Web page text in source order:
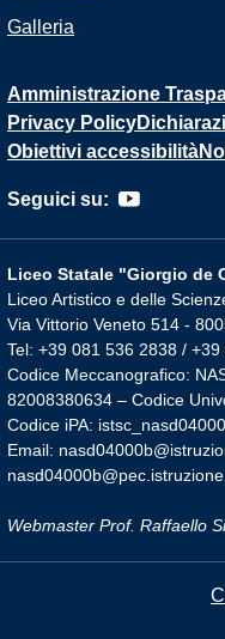
Galleria
Amministrazione
Privacy Policy
Obiettivi accessibilità
Seguici su:
Liceo Statale "Giorgio de
Liceo Artistico e delle
Via Vittorio Veneto 514 -
Tel: +39 081 536 2838 /
Codice Meccanografico:
82008380634 – Codice
Codice iPA:
Email:
Webmaster Prof. Raffaello